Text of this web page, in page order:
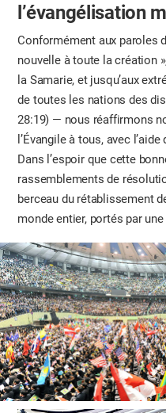
l’évangélisation
Conformément aux paroles
nouvelle à toute la création
la Samarie, et jusqu’aux
de toutes les nations des
28:19) — nous réaffirmons
l’Évangile à tous, avec
Dans l’espoir que cette
rassemblements de
berceau du rétablissement
monde entier, portés par